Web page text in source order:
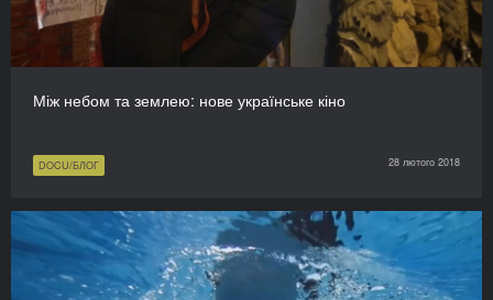
Між небом та землею: нове українське кіно
DOCU/БЛОГ 28 лютого 2018